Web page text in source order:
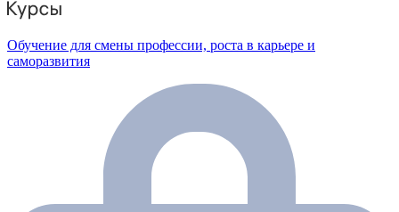
Обучение для смены профессии, роста в карьере и
саморазвития